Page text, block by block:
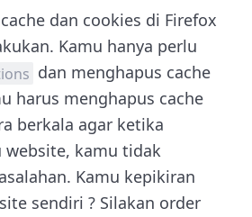
dan cookies di Firefox
Kamu hanya perlu
dan menghapus cache
harus menghapus cache
berkala agar ketika
website, kamu tidak
Kamu kepikiran
sendiri ? Silakan order